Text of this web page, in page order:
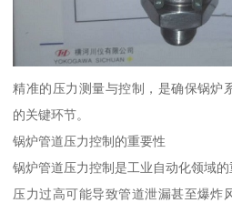
精准的压力测量与控制，是确保锅炉
的关键环节。
锅炉管道压力控制的重要性
锅炉管道压力控制是工业自动化领域的
压力过高可能导致管道泄漏甚至爆炸